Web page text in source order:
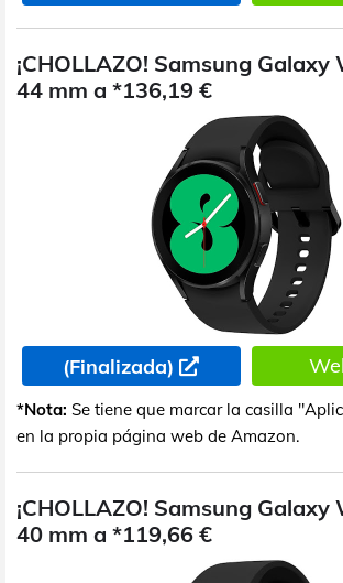
¡CHOLLAZO! Samsung Galaxy
44 mm a *136,19 €
(Finalizada)
*Nota: Se tiene que marcar la casilla
en la propia página web de Amazon.
¡CHOLLAZO! Samsung Galaxy
40 mm a *119,66 €